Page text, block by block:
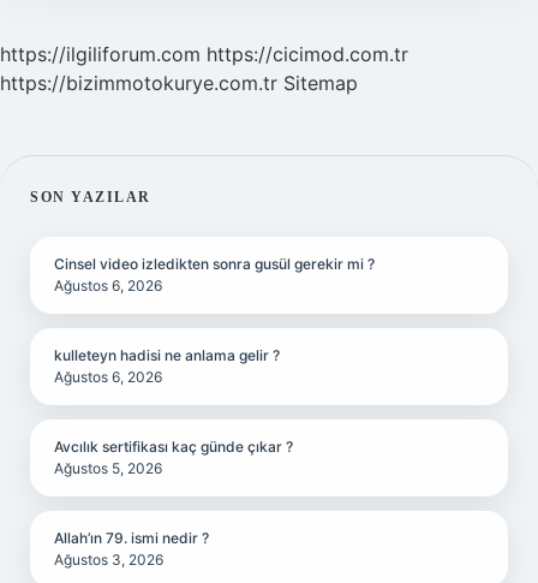
https://ilgiliforum.com https://cicimod.com.tr
https://bizimmotokurye.com.tr Sitemap
SIDEBAR
SON YAZILAR
Cinsel video izledikten sonra gusül gerekir mi ?
Ağustos 6, 2026
kulleteyn hadisi ne anlama gelir ?
Ağustos 6, 2026
Avcılık sertifikası kaç günde çıkar ?
Ağustos 5, 2026
Allah’ın 79. ismi nedir ?
Ağustos 3, 2026